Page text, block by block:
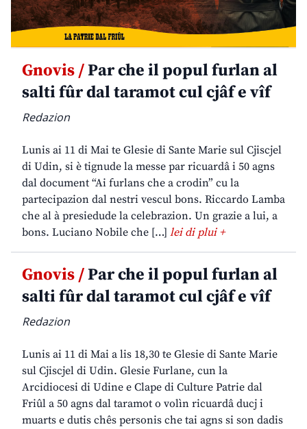
Gnovis /Par che il popul furlan al
salti fûr dal taramot cul cjâf e vîf
Redazion
Lunis ai 11 di Mai te Glesie di Sante Marie sul Cjiscjel
di Udin, si è tignude la messe par ricuardâ i 50 agns
dal document “Ai furlans che a crodin” cu la
partecipazion dal nestri vescul bons. Riccardo Lamba
che al à presiedude la celebrazion. Un grazie a lui, a
bons. Luciano Nobile che […] lei di plui +
Gnovis /Par che il popul furlan al
salti fûr dal taramot cul cjâf e vîf
Redazion
Lunis ai 11 di Mai a lis 18,30 te Glesie di Sante Marie
sul Cjiscjel di Udin. Glesie Furlane, cun la
Arcidiocesi di Udine e Clape di Culture Patrie dal
Friûl a 50 agns dal taramot o volìn ricuardâ ducj i
muarts e dutis chês personis che tai agns si son dadis